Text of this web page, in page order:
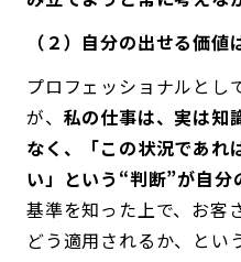
（２）自分の出せる価
プロフェッショナルとし
が、 私の仕事は、実は知
なく、「この状況であれ
い」という“判断”が自分
基準を知った上で、お客
どう適用されるか、とい